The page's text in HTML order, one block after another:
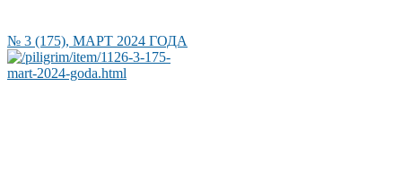
№ 3 (175), МАРТ 2024 ГОДА